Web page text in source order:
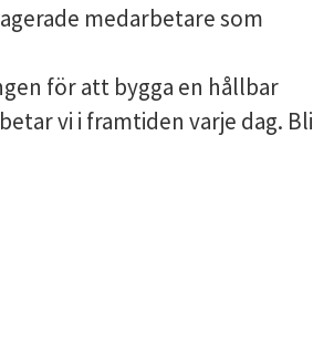
medarbetare som
för att bygga en hållbar
vi i framtiden varje dag. Bli